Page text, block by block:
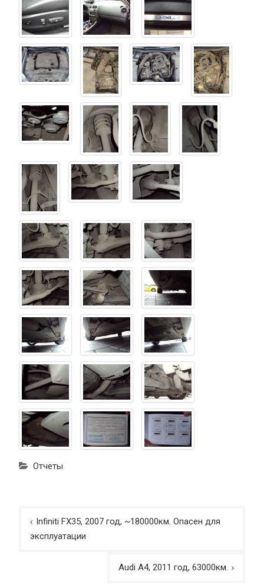
Отчеты
Навигация
по
Infiniti FX35, 2007 год, ~180000км. Опасен для
эксплуатации
Audi A4, 2011 год, 63000км.